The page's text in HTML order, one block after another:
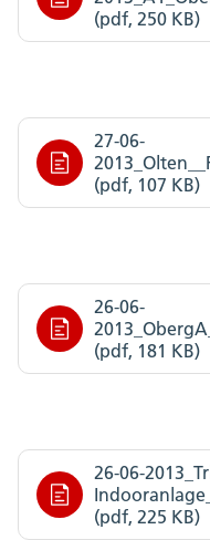
(pdf, 250 KB)
27-06-
(pdf, 107 KB)
26-06-
(pdf, 181 KB)
26-06-
(pdf, 225 KB)